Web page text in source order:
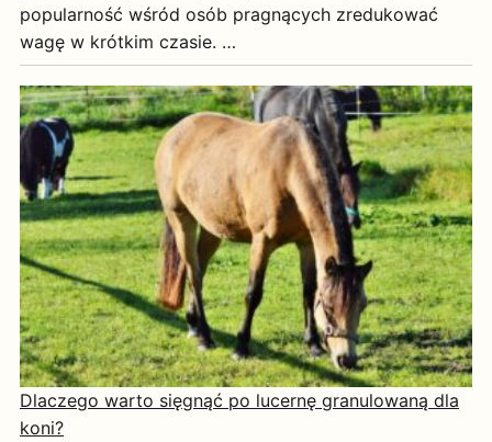
popularność wśród osób pragnących zredukować
wagę w krótkim czasie. …
Dlaczego warto sięgnąć po lucernę granulowaną dla
koni?